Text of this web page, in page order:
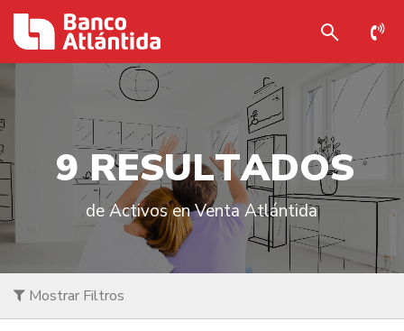
9 RESULTADOS
de Activos en Venta Atlántida
Mostrar Filtros